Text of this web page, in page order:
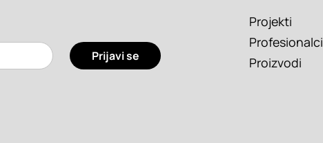
Prijavi se
Projekti
Profesionalci
Proizvodi